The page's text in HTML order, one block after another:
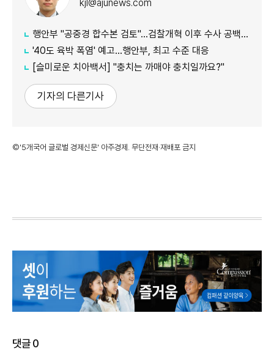
kjl@ajunews.com
행안부 "공중경 합수본 검토"…검찰개혁 이후 수사 공백 대응 나서
'40도 육박 폭염' 예고…행안부, 최고 수준 대응
[슬미로운 치아백서] "충치는 까매야 충치일까요?"
기자의 다른기사
©'5개국어 글로벌 경제신문' 아주경제. 무단전재·재배포 금지
댓글0